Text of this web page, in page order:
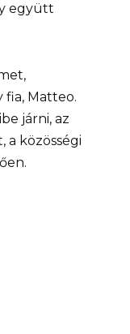
együtt
fia, Matteo.
járni, az
közösségi